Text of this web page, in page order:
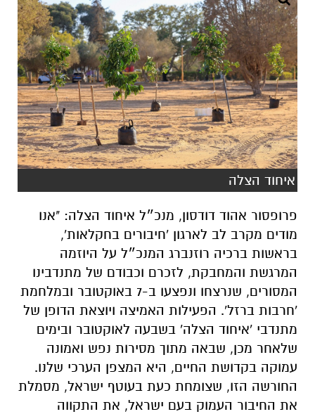
איחוד הצלה
פרופסור אהוד דודסון, מנכ״ל איחוד הצלה: "אנו
מודים מקרב לב לארגון 'חיבורים בחקלאות',
בראשות ברכיה רוזנברג המנכ״ל על היוזמה
המרגשת והמחבקת, לזכרם וכבודם של מתנדבינו
המסורים, שנרצחו ונפצעו ב-7 באוקטובר ובמלחמת
'חרבות ברזל'. הפעילות האמיצה ויוצאת הדופן של
מתנדבי 'איחוד הצלה' בשבעה לאוקטובר ובימים
שלאחר מכן, שבאה מתוך מסירות נפש ואמונה
עמוקה בקדושת החיים, היא המצפן הערכי שלנו.
החורשה הזו, שצומחת כעת בעוטף ישראל, מסמלת
את החיבור העמוק בעם ישראל, את התקווה